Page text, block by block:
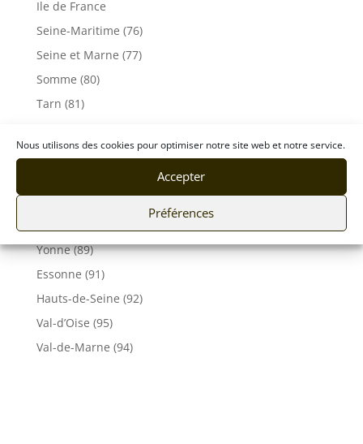
Nous utilisons des cookies pour optimiser notre site web et notre service.
Accepter
Préférences
Ile de France
Seine-Maritime (76)
Seine et Marne (77)
Somme (80)
Tarn (81)
Var (83)
Vendée (85)
Yonne (89)
Essonne (91)
Hauts-de-Seine (92)
Val-d’Oise (95)
Val-de-Marne (94)